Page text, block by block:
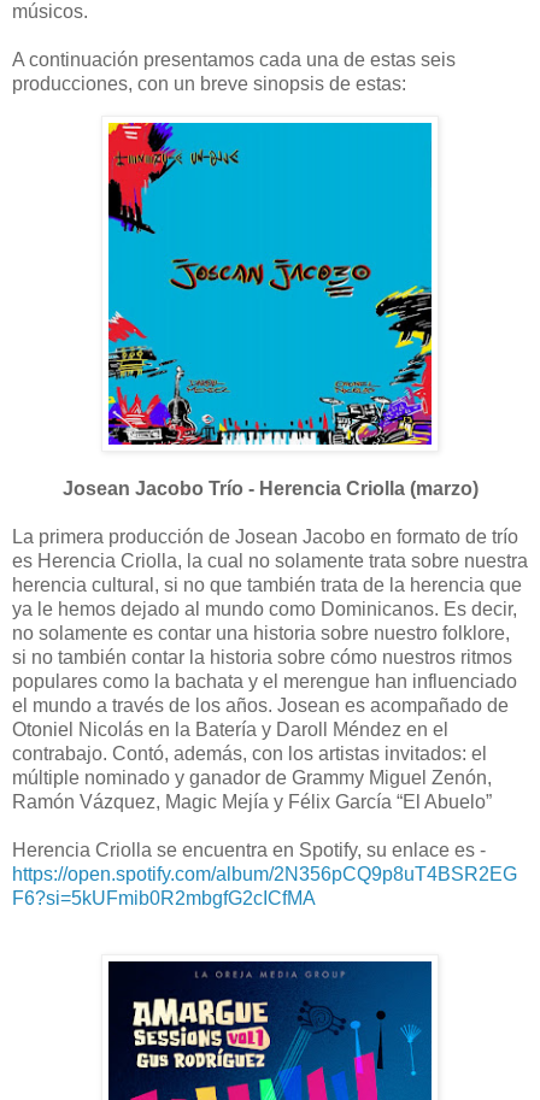
músicos.
A continuación presentamos cada una de estas seis
producciones, con un breve sinopsis de estas:
Josean Jacobo Trío - Herencia Criolla (marzo)
La primera producción de Josean Jacobo en formato de trío
es Herencia Criolla, la cual no solamente trata sobre nuestra
herencia cultural, si no que también trata de la herencia que
ya le hemos dejado al mundo como Dominicanos. Es decir,
no solamente es contar una historia sobre nuestro folklore,
si no también contar la historia sobre cómo nuestros ritmos
populares como la bachata y el merengue han influenciado
el mundo a través de los años. Josean es acompañado de
Otoniel Nicolás en la Batería y Daroll Méndez en el
contrabajo. Contó, además, con los artistas invitados: el
múltiple nominado y ganador de Grammy Miguel Zenón,
Ramón Vázquez, Magic Mejía y Félix García “El Abuelo”
Herencia Criolla se encuentra en Spotify, su enlace es -
https://open.spotify.com/album/2N356pCQ9p8uT4BSR2EG
F6?si=5kUFmib0R2mbgfG2cICfMA